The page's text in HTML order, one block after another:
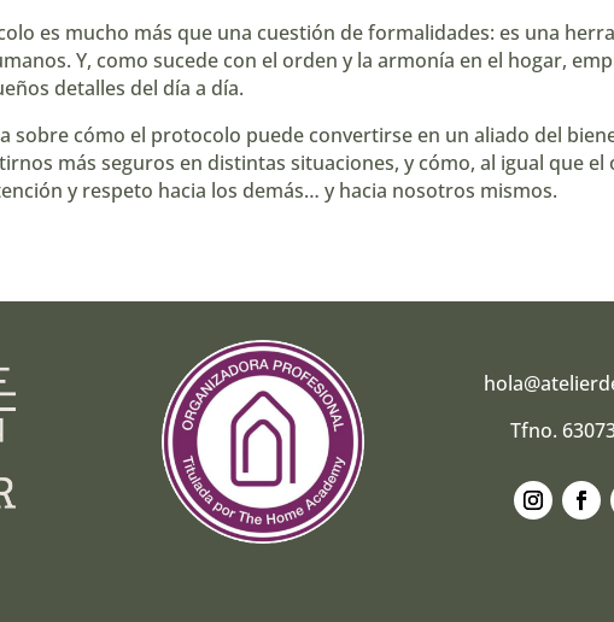
es mucho más que una cuestión de formalidades: es una
Y, como sucede con el orden y la armonía en el hogar,
detalles del día a día.
sobre cómo el protocolo puede convertirse en un aliado del
más seguros en distintas situaciones, y cómo, al igual que
y respeto hacia los demás… y hacia nosotros mismos.
Tfno.